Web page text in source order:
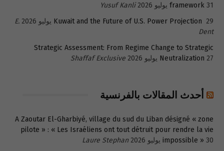
framework 31 يوليو 2026
Yusuf Kanli
Kuwait and the Future of U.S. Power Projection 29 يوليو 2026
E.
Dent
Strategic Assessment: From Regime Change to Strategic
Neutralization 27 يوليو 2026 Shaffaf Exclusive
أحدث المقالات بالفرنسية
A Zaoutar El-Gharbiyé, village du sud du Liban désigné « zone
pilote » : « Les Israéliens ont tout détruit pour rendre la vie
impossible » 30 يوليو 2026
Laure Stephan